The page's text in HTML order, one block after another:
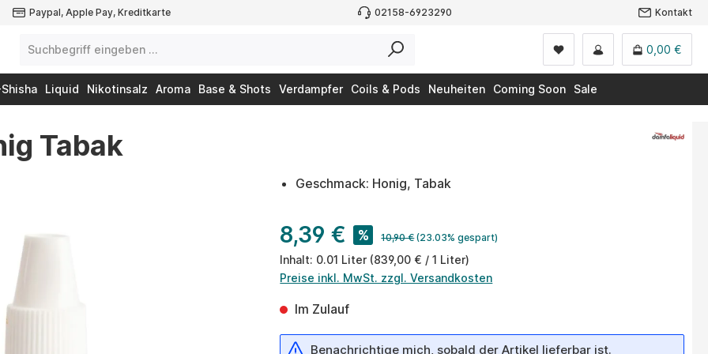
Paypal, Apple Pay, Kreditkarte 02158-6923290 Kontakt
0,00 €
Liquid Nikotinsalz Aroma Base & Shots Verdampfer Coils & Pods Neuheiten Coming Soon
Sale
Tabak
Geschmack: Honig, Tabak
8,39 € % 10,90 € (23.03% gespart)
Inhalt: 0.01 Liter (839,00 € / 1 Liter)
Preise inkl. MwSt. zzgl. Versandkosten
Im Zulauf
Benachrichtige mich, sobald der Artikel lieferbar ist.